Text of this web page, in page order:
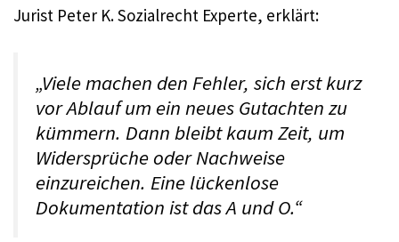
Jurist Peter K. Sozialrecht Experte, erklärt:
„Viele machen den Fehler, sich erst kurz
vor Ablauf um ein neues Gutachten zu
kümmern. Dann bleibt kaum Zeit, um
Widersprüche oder Nachweise
einzureichen. Eine lückenlose
Dokumentation ist das A und O.“